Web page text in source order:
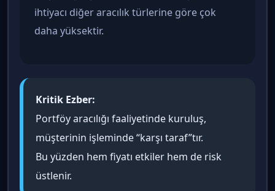
ihtiyacı diğer aracılık türlerine göre çok
daha yüksektir.
Kritik Ezber:
Portföy aracılığı faaliyetinde kuruluş,
müşterinin işleminde “karşı taraf”tır.
Bu yüzden hem fiyatı etkiler hem de risk
üstlenir.